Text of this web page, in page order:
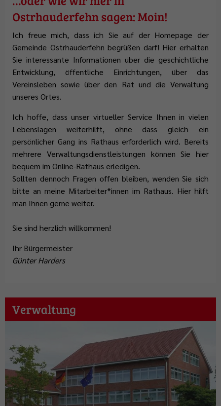
Abfallentsorgung
Geschichte
Wappen & Flagge
Plattdeutschbeauftragter
Wahlen
Flüchtlingsstützpunkt
Tafel Ostrhauderfehn
Familienstützpunkt
Treffpunkt Anleger
Büchereien
Erwachsenenbildung
Ehrenamt
Gemeindeentwicklungskonzept
Ostrhauderfehn sagen: Moin!
Ich freue mich, dass ich Sie auf der Homepage der
Gemeinde Ostrhauderfehn begrüßen darf! Hier erhalten
Sie interessante Informationen über die geschichtliche
Entwicklung, öffentliche Einrichtungen, über das
Vereinsleben sowie über den Rat und die Verwaltung
unseres Ortes.
Ich hoffe, dass unser virtueller Service Ihnen in vielen
Lebenslagen weiterhilft, ohne dass gleich ein
persönlicher Gang ins Rathaus erforderlich wird. Bereits
mehrere Verwaltungsdienstleistungen können Sie hier
bequem im Online-Rathaus erledigen.
Sollten dennoch Fragen offen bleiben, wenden Sie sich
bitte an meine Mitarbeiter*innen im Rathaus. Hier hilft
man Ihnen gerne weiter.
Sie sind herzlich willkommen!
Ihr Bürgermeister
Günter Harders
Verwaltung